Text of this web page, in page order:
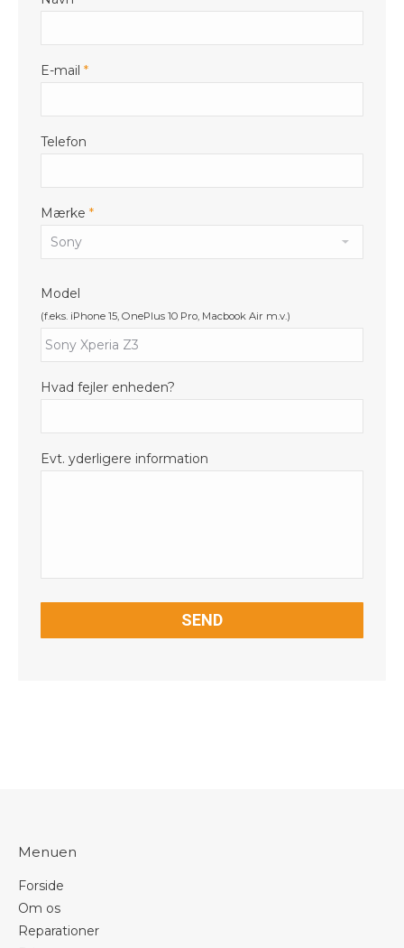
E-mail *
Telefon
Mærke *
Model
(f.eks. iPhone 15, OnePlus 10 Pro, Macbook Air m.v.)
Hvad fejler enheden?
Evt. yderligere information
Menuen
Forside
Om os
Reparationer